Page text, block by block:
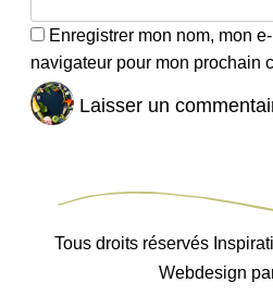
Enregistrer mon nom, mon
navigateur pour mon prochain
Tous droits réservés
Webdesign